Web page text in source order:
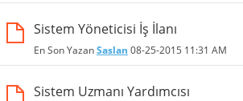
Sistem Yöneticisi İş İlanı
En Son YazanSaslan 08-25-2015 11:31 AM
Sistem Uzmanı Yardımcısı